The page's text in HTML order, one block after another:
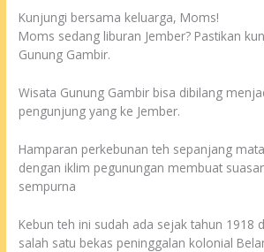
Kunjungi bersama keluarga, Moms!
Moms sedang liburan Jember? Pastikan
Gunung Gambir.
Wisata Gunung Gambir bisa dibilang
pengunjung yang ke Jember.
Hamparan perkebunan teh sepanjang
dengan iklim pegunungan membuat
sempurna
Kebun teh ini sudah ada sejak tahun 1918
salah satu bekas peninggalan kolonial